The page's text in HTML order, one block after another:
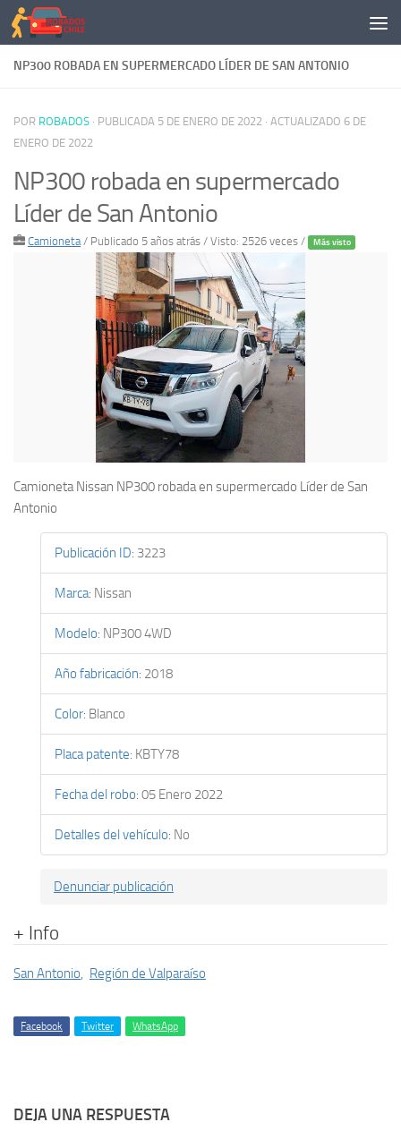
Saltar al contenido
NP300 ROBADA EN SUPERMERCADO LÍDER DE SAN ANTONIO
POR ROBADOS · PUBLICADA 5 DE ENERO DE 2022 · ACTUALIZADO 6 DE
ENERO DE 2022
NP300 robada en supermercado
Líder de San Antonio
Camioneta/ Publicado 5 años atrás / Visto: 2526 veces / Más visto
Camioneta Nissan NP300 robada en supermercado Líder de San
Antonio
Publicación ID: 3223
Marca: Nissan
Modelo: NP300 4WD
Año fabricación: 2018
Color: Blanco
Placa patente: KBTY78
Fecha del robo: 05 Enero 2022
Detalles del vehículo: No
Denunciar publicación
+ Info
San Antonio, Región de Valparaíso
Facebook Twitter WhatsApp
DEJA UNA RESPUESTA